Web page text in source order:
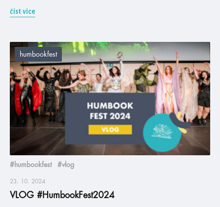
číst více
humbookfest
#humbookfest #vlog
23. 10. 2024
VLOG #HumbookFest2024